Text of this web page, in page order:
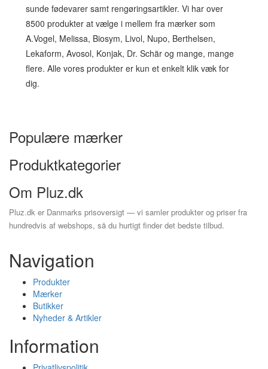
sunde fødevarer samt rengøringsartikler. Vi har over
8500 produkter at vælge i mellem fra mærker som
A.Vogel, Melissa, Biosym, Livol, Nupo, Berthelsen,
Lekaform, Avosol, Konjak, Dr. Schär og mange, mange
flere. Alle vores produkter er kun et enkelt klik væk for
dig.
Populære mærker
Produktkategorier
Om Pluz.dk
Pluz.dk er Danmarks prisoversigt — vi samler produkter og priser fra
hundredvis af webshops, så du hurtigt finder det bedste tilbud.
Navigation
Produkter
Mærker
Butikker
Nyheder & Artikler
Information